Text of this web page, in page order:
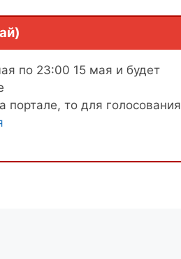
по 23:00 15 мая и будет
то для голосования